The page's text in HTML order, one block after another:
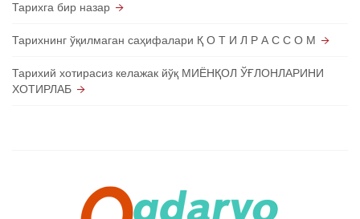
Тарихга бир назар
Тарихнинг ўқилмаган саҳифалари Қ О Т И Л Р А С С О М
Тарихий хотирасиз келажак йўқ МИЁНҚОЛ ЎҒЛОНЛАРИНИ
ХОТИРЛАБ